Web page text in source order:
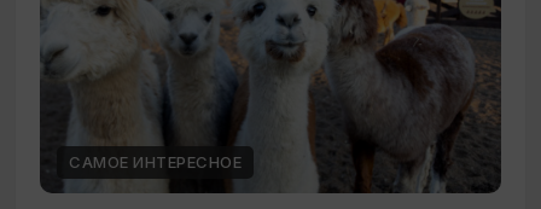
САМОЕ ИНТЕРЕСНОЕ